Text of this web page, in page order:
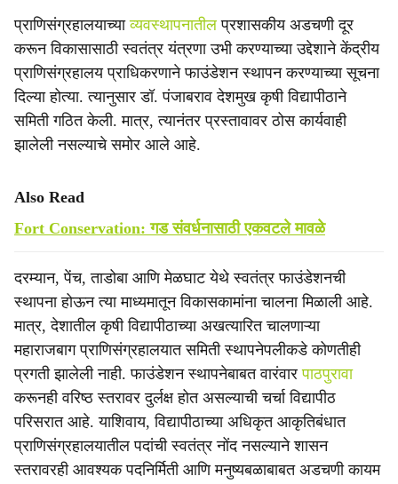
प्राणिसंग्रहालयाच्याव्यवस्थापनातीलप्रशासकीय अडचणी दूर
करून विकासासाठी स्वतंत्र यंत्रणा उभी करण्याच्या उद्देशाने केंद्रीय
प्राणिसंग्रहालय प्राधिकरणाने फाउंडेशन स्थापन करण्याच्या सूचना
दिल्या होत्या. त्यानुसार डॉ. पंजाबराव देशमुख कृषी विद्यापीठाने
समिती गठित केली. मात्र, त्यानंतर प्रस्तावावर ठोस कार्यवाही
झालेली नसल्याचे समोर आले आहे.
Also Read
Fort Conservation: गड संवर्धनासाठी एकवटले मावळे
दरम्यान, पेंच, ताडोबा आणि मेळघाट येथे स्वतंत्र फाउंडेशनची
स्थापना होऊन त्या माध्यमातून विकासकामांना चालना मिळाली आहे.
मात्र, देशातील कृषी विद्यापीठाच्या अखत्यारित चालणाऱ्या
महाराजबाग प्राणिसंग्रहालयात समिती स्थापनेपलीकडे कोणतीही
प्रगती झालेली नाही. फाउंडेशन स्थापनेबाबत वारंवारपाठपुरावा
करूनही वरिष्ठ स्तरावर दुर्लक्ष होत असल्याची चर्चा विद्यापीठ
परिसरात आहे. याशिवाय, विद्यापीठाच्या अधिकृत आकृतिबंधात
प्राणिसंग्रहालयातील पदांची स्वतंत्र नोंद नसल्याने शासन
स्तरावरही आवश्यक पदनिर्मिती आणि मनुष्यबळाबाबत अडचणी कायम